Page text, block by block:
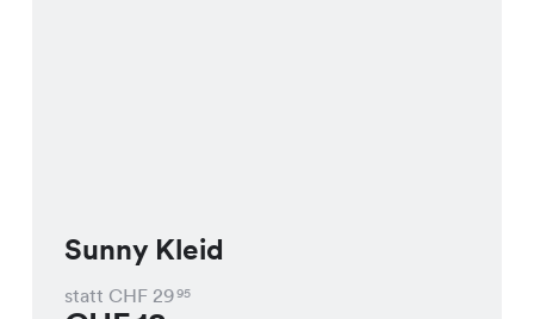
Sunny Kleid
statt CHF 2995